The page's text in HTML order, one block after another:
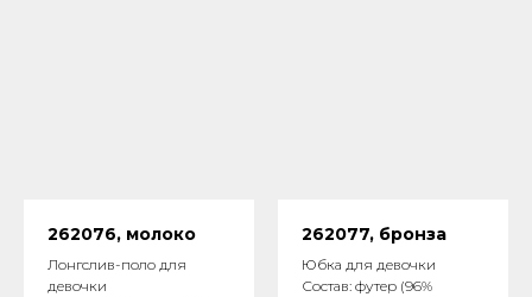
262076, молоко
Лонгслив-поло для
девочки
262077, бронза
Юбка для девочки
Состав: футер (96%